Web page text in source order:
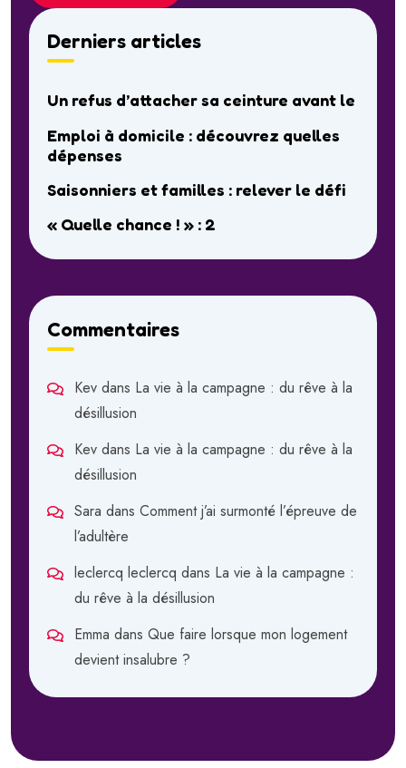
Derniers articles
Un refus d’attacher sa ceinture avant le
Emploi à domicile : découvrez quelles
dépenses
Saisonniers et familles : relever le défi
« Quelle chance ! » : 2
Commentaires
Kev dans La vie à la campagne : du rêve à la
désillusion
Kev dans La vie à la campagne : du rêve à la
désillusion
Sara dans Comment j’ai surmonté l’épreuve de
l’adultère
leclercq leclercq dans La vie à la campagne :
du rêve à la désillusion
Emma dans Que faire lorsque mon logement
devient insalubre ?